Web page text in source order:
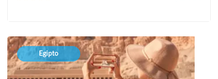
Egipto